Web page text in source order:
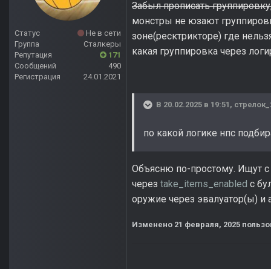
Статус
Не в сети
Группа
Сталкеры
Репутация
171
Сообщений
490
Регистрация
24.01.2021
Забыл прописать
монстры не юзают
зоне(ресктрикторе) где
какая группировка через
В 20.02.2025 в 19:51,
по какой логике нпс
Объясню по-простому.
через take_items_enabled с
оружие через эвалуатор(ы) и
Изменено 21 февраля, 2025